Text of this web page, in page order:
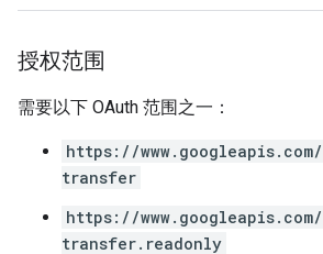
授权范围
需要以下 OAuth 范围之一：
https://
transfer
https://
transfer.readonly